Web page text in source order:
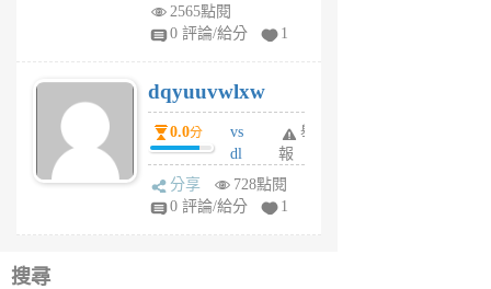
tu
6
個
月
前
2565點閱
0 評論/給分
1
dqyuuvwlxw
0.0分
vs
dl
sq
fy
舉
報
分享
728點閱
0 評論/給分
1
搜尋